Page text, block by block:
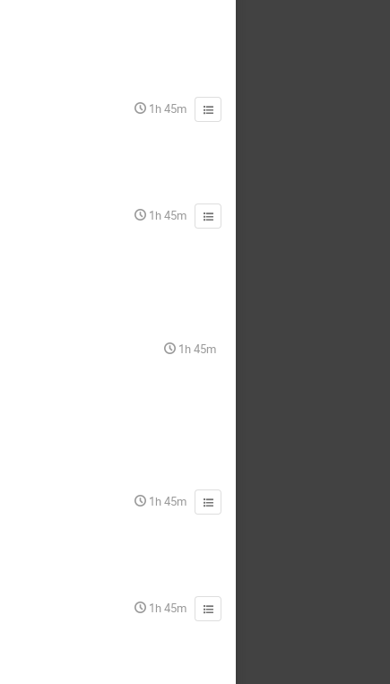
1h 45m
1h 45m
1h 45m
1h 45m
1h 45m